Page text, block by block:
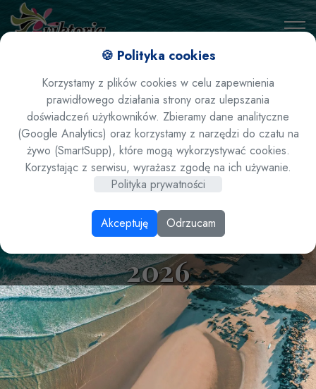
🍪 Polityka cookies
Korzystamy z plików cookies w celu zapewnienia
prawidłowego działania strony oraz ulepszania
doświadczeń użytkowników. Zbieramy dane analityczne
(Google Analytics) oraz korzystamy z narzędzi do czatu na
żywo (SmartSupp), które mogą wykorzystywać cookies.
Korzystając z serwisu, wyrażasz zgodę na ich używanie.
Polityka prywatności
Akceptuję Odrzucam
Hiszpania / Costa Del
Sol / Almunecar - hotel
Best Alcazar **** lato
2026